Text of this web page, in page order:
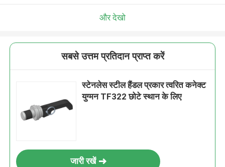
और देखो
सबसे उत्तम प्रतिदान प्राप्त करें
स्टेनलेस स्टील हैंडल प्रकार त्वरित कनेक्ट
युग्मन TF322 छोटे स्थान के लिए
जारी रखें